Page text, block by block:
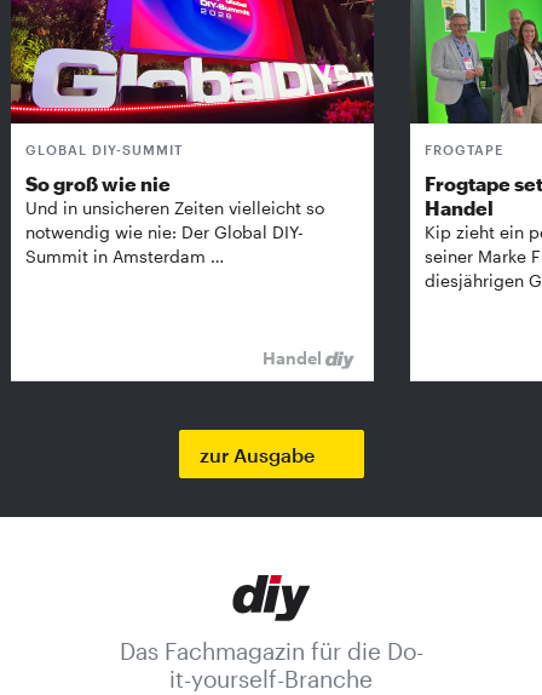
GLOBAL DIY-SUMMIT
So groß wie nie
Und in unsicheren Zeiten vielleicht so
notwendig wie nie: Der Global DIY-
Summit in Amsterdam …
Handel
FROGTAPE
Frogtape
Handel
Kip zieht ein
seiner Marke
diesjährigen
zur Ausgabe
Das Fachmagazin für die Do-
it-yourself-Branche